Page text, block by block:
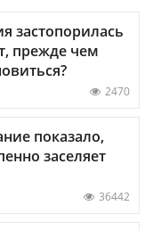
застопорилась
прежде чем
2470
показало,
заселяет
36442